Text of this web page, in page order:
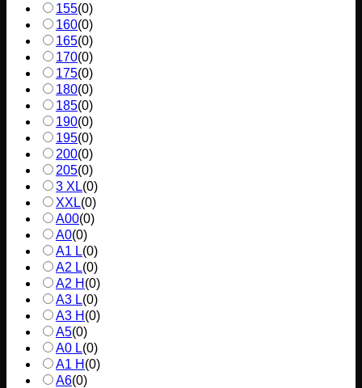
155(0)
160(0)
165(0)
170(0)
175(0)
180(0)
185(0)
190(0)
195(0)
200(0)
205(0)
3 XL(0)
XXL(0)
A00(0)
A0(0)
A1 L(0)
A2 L(0)
A2 H (0)
A3 L(0)
A3 H (0)
A5(0)
A0 L(0)
A1 H (0)
A6(0)